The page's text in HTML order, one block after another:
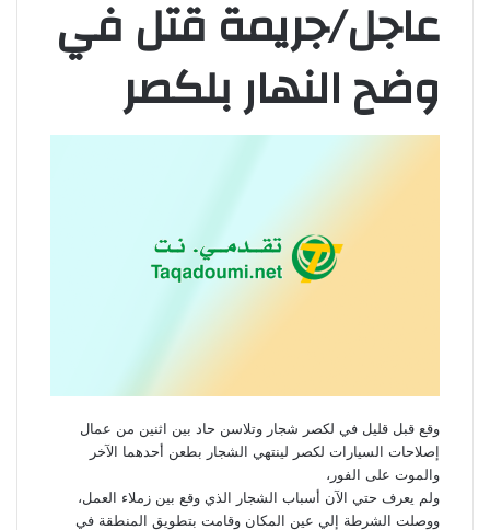
عاجل/جريمة قتل في
وضح النهار بلكصر
وقع قبل قليل في لكصر شجار وتلاسن حاد بين اثنين من عمال
إصلاحات السيارات لكصر لينتهي الشجار بطعن أحدهما الآخر
والموت على الفور،
ولم يعرف حتي الآن أسباب الشجار الذي وقع بين زملاء العمل،
ووصلت الشرطة إلي عين المكان وقامت بتطويق المنطقة في